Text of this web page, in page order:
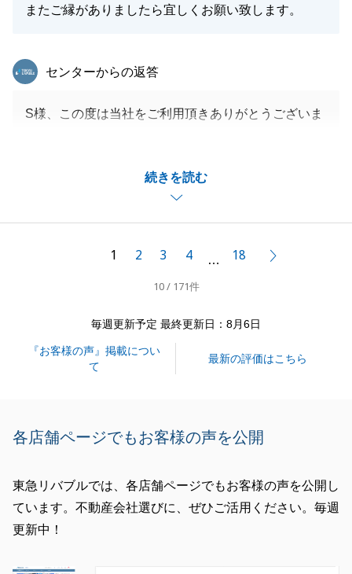
これからお住まいになる中で、何かお気づきの点やお
引き続き、末長いお付き合いの程、どうぞよろしくお
またご縁がありましたら宜しくお願い致します。
続きを読む
東急リバブル
センターからの返答
S様、この度は当社をご利用頂きありがとうございま
おり、そのお言葉をいただけて大変うれしく思いま
今後もご相談事がありましたら、是非弊社までご相談
1 2 3 4 … 18
10 / 171件
毎週更新予定 最終更新日：8月6日
『お客様の声』掲載につい
て
最新の評価はこちら
各店舗ページでもお客様の声を公開
東急リバブルでは、各店舗ページでもお客様の声を公開し
ています。不動産会社選びに、ぜひご活用ください。毎週
更新中！